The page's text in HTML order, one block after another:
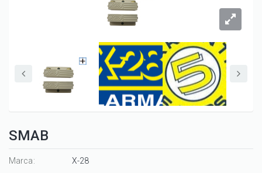
SMAB
Marca: X-28